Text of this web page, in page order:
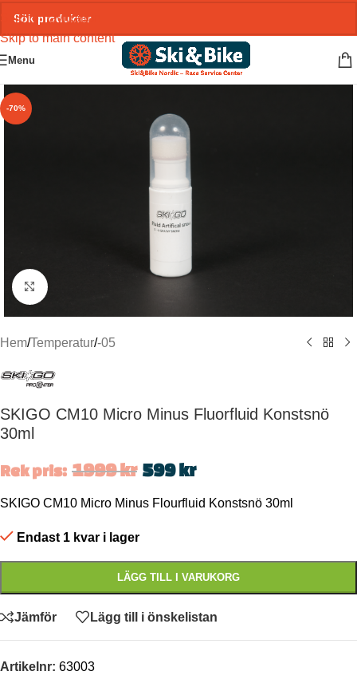
Skip to navigation
Skip to main content
Menu
-70%
Click to enlarge
Hem/Temperatur/-05
SKIGO CM10 Micro Minus Fluorfluid Konstsnö
30ml
Rek pris: 1999kr 599kr
SKIGO CM10 Micro Minus Flourfluid Konstsnö 30ml
Endast 1 kvar i lager
LÄGG TILL I VARUKORG
Jämför Lägg till i önskelistan
Artikelnr: 63003